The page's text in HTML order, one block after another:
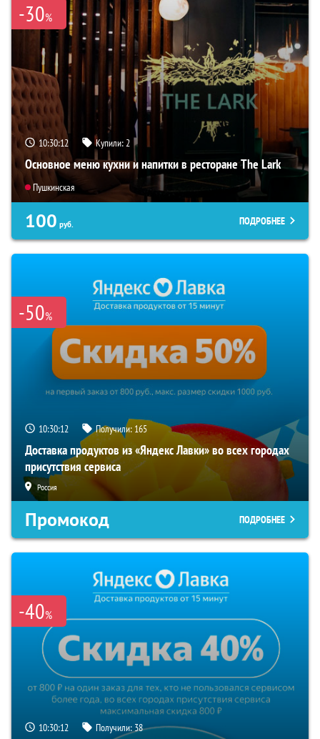
-30%
10:30:11 Купили:2
Основное меню кухни и напитки в ресторане The Lark
Пушкинская
100 руб. ПОДРОБНЕЕ
-50%
10:30:11 Получили: 165
Доставка продуктов из «Яндекс Лавки» во всех городах
присутствия сервиса
Россия
Промокод ПОДРОБНЕЕ
-40%
10:30:11 Получили:38